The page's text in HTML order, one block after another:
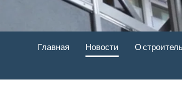
Главная Новости О